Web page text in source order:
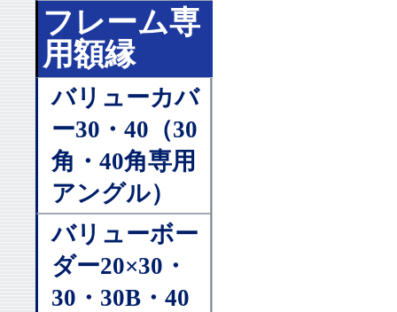
フレーム専
用額縁
バリューカバ
ー30・40（30
角・40角専用
アングル）
バリューボー
ダー20×30・
30・30B・40